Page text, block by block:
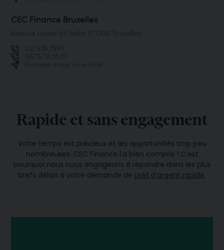
CEC Finance Bruxelles
Rapide et sans engagement
Votre temps est précieux et les opportunités trop peu
nombreuses. CEC Finance l’a bien compris ! C’est
pourquoi nous nous engageons à répondre dans les plus
brefs délais à votre demande de prêt d’argent rapide.